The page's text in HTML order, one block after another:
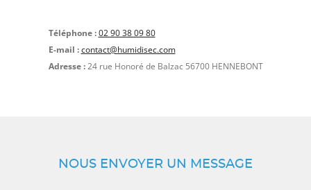
Téléphone :02 90 38 09 80
E-mail :contact@humidisec.com
Adresse :24 rue Honoré de Balzac 56700 HENNEBONT
NOUS ENVOYER UN MESSAGE